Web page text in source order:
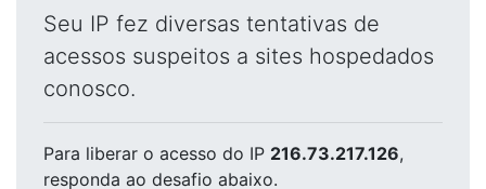
Seu IP fez diversas tentativas de
acessos suspeitos a sites hospedados
conosco.
Para liberar o acesso do IP 216.73.217.126,
responda ao desafio abaixo.